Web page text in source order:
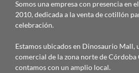
Somos una empresa con presencia en
2010, dedicada a la venta de cotillón
celebración.
Estamos ubicados en Dinosaurio
comercial de la zona norte de Córdoba
contamos con un amplio local.